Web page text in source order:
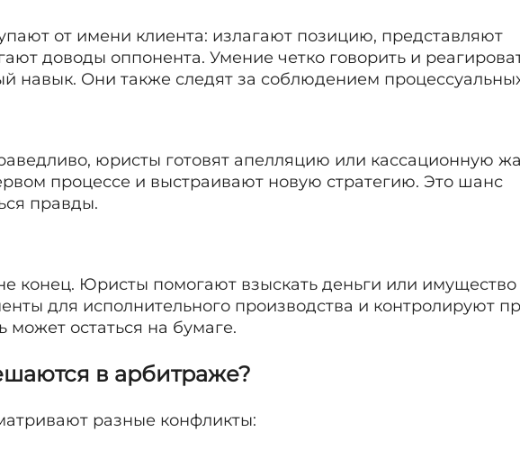
от имени клиента: излагают позицию, представляют
доводы оппонента. Умение четко говорить и
навык. Они также следят за соблюдением
юристы готовят апелляцию или кассационную
процессе и выстраивают новую стратегию. Это шанс
правды.
конец. Юристы помогают взыскать деньги или имущество
для исполнительного производства и контролируют
может остаться на бумаге.
в арбитраже?
разные конфликты: